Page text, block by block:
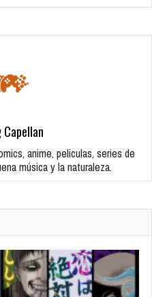
Capellan
anime, peliculas, series de
música y la naturaleza.